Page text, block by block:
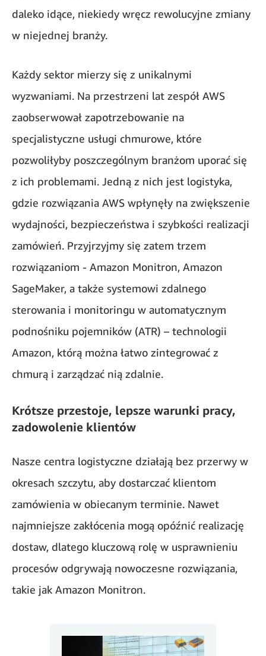
daleko idące, niekiedy wręcz rewolucyjne zmiany
w niejednej branży.
Każdy sektor mierzy się z unikalnymi
wyzwaniami. Na przestrzeni lat zespół AWS
zaobserwował zapotrzebowanie na
specjalistyczne usługi chmurowe, które
pozwoliłyby poszczególnym branżom uporać się
z ich problemami. Jedną z nich jest logistyka,
gdzie rozwiązania AWS wpłynęły na zwiększenie
wydajności, bezpieczeństwa i szybkości realizacji
zamówień. Przyjrzyjmy się zatem trzem
rozwiązaniom - Amazon Monitron, Amazon
SageMaker, a także systemowi zdalnego
sterowania i monitoringu w automatycznym
podnośniku pojemników (ATR) – technologii
Amazon, którą można łatwo zintegrować z
chmurą i zarządzać nią zdalnie.
Krótsze przestoje, lepsze warunki pracy,
zadowolenie klientów
Nasze centra logistyczne działają bez przerwy w
okresach szczytu, aby dostarczać klientom
zamówienia w obiecanym terminie. Nawet
najmniejsze zakłócenia mogą opóźnić realizację
dostaw, dlatego kluczową rolę w usprawnieniu
procesów odgrywają nowoczesne rozwiązania,
takie jak Amazon Monitron.